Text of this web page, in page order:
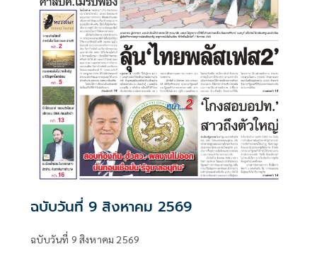
ฉบับวันที่ 9 สิงหาคม 2569
ฉบับวันที่ 9 สิงหาคม 2569